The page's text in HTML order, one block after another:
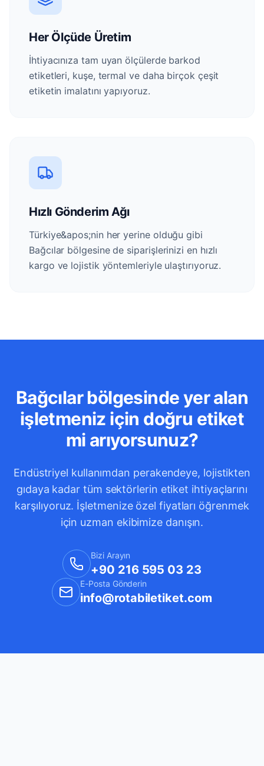
Her Ölçüde Üretim
İhtiyacınıza tam uyan ölçülerde barkod
etiketleri, kuşe, termal ve daha birçok çeşit
etiketin imalatını yapıyoruz.
Hızlı Gönderim Ağı
Türkiye&apos;nin her yerine olduğu gibi
Bağcılar bölgesine de siparişlerinizi en hızlı
kargo ve lojistik yöntemleriyle ulaştırıyoruz.
Bağcılar bölgesinde yer alan
işletmeniz için doğru etiket
mi arıyorsunuz?
Endüstriyel kullanımdan perakendeye, lojistikten
gıdaya kadar tüm sektörlerin etiket ihtiyaçlarını
karşılıyoruz. İşletmenize özel fiyatları öğrenmek
için uzman ekibimize danışın.
Bizi Arayın
+90 216 595 03 23
E-Posta Gönderin
info@rotabiletiket.com